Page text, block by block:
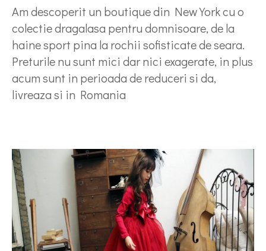
Am descoperit un boutique din New York cu o
colectie dragalasa pentru domnisoare, de la
haine sport pina la rochii sofisticate de seara.
Preturile nu sunt mici dar nici exagerate, in plus
acum sunt in perioada de reduceri si da,
livreaza si in Romania